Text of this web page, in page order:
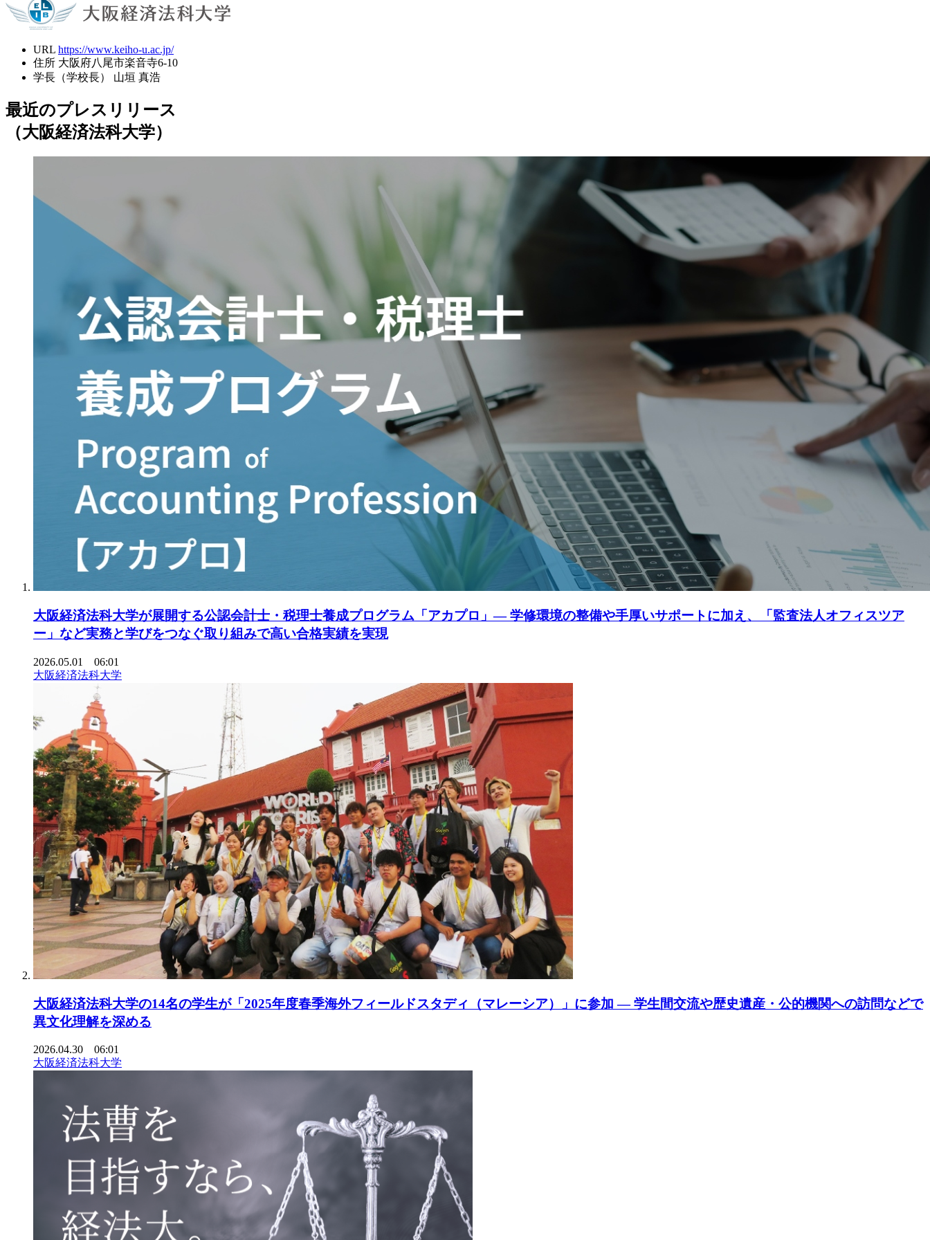
URL https://www.keiho-u.ac.jp/
住所 大阪府八尾市楽音寺6-10
学長（学校長）
山垣 真浩
最近のプレスリリース
（大阪経済法科大学）
大阪経済法科大学が展開する公認会計士・税理士養成プログラム「アカプロ」― 学修環境の整備や手厚いサポートに加え、「監査法人オフィスツア
ー」など実務と学びをつなぐ取り組みで高い合格実績を実現
2026.05.01 06:01
大阪経済法科大学
大阪経済法科大学の14名の学生が「2025年度春季海外フィールドスタディ（マレーシア）」に参加 ― 学生間交流や歴史遺産・公的機関への訪問などで
異文化理解を深める
2026.04.30 06:01
大阪経済法科大学